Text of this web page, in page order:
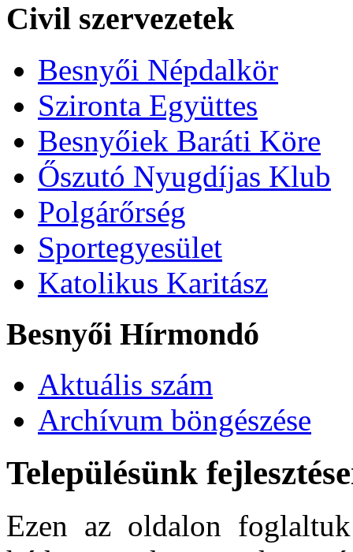
Civil szervezetek
Besnyői Népdalkör
Szironta Együttes
Besnyőiek Baráti Köre
Őszutó Nyugdíjas Klub
Polgárőrség
Sportegyesület
Katolikus Karitász
Besnyői Hírmondó
Aktuális szám
Archívum böngészése
Településünk
Ezen az oldalon